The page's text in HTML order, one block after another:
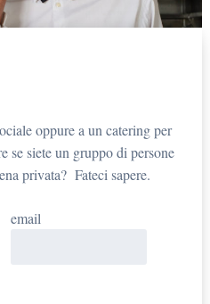
oppure a un catering per
se siete un gruppo di persone
privata? Fateci sapere.
email